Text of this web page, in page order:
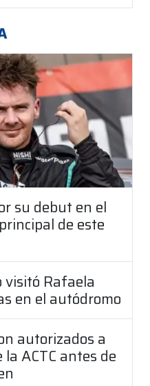
su debut en el
de este
visitó Rafaela
en el autódromo
autorizados a
ACTC antes de